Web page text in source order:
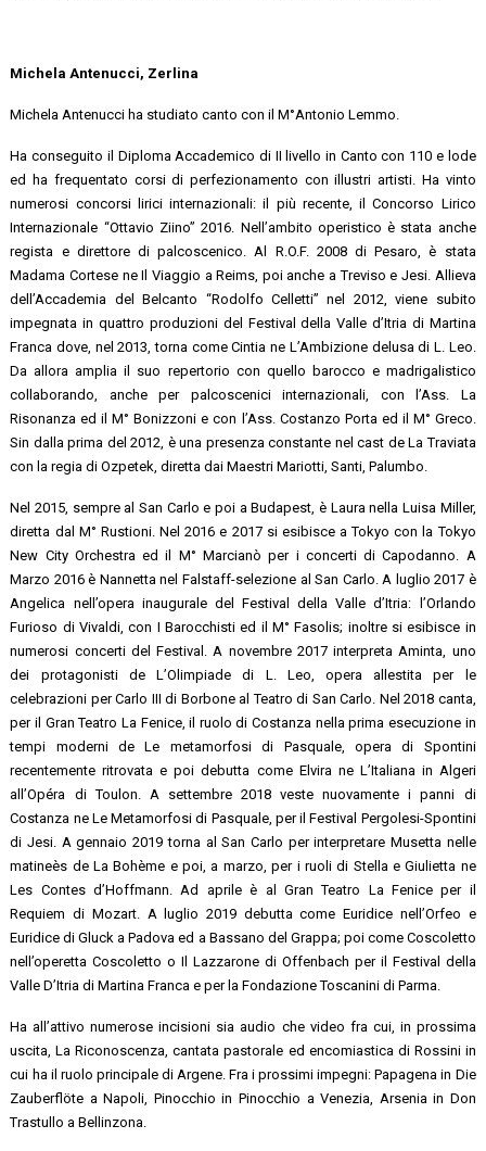
Michela Antenucci, Zerlina
Michela Antenucci ha studiato canto con il M°Antonio Lemmo.
Ha conseguito il Diploma Accademico di II livello in Canto con 110 e lode
ed ha frequentato corsi di perfezionamento con illustri artisti. Ha vinto
numerosi concorsi lirici internazionali: il più recente, il Concorso Lirico
Internazionale “Ottavio Ziino” 2016. Nell’ambito operistico è stata anche
regista e direttore di palcoscenico. Al R.O.F. 2008 di Pesaro, è stata
Madama Cortese ne Il Viaggio a Reims, poi anche a Treviso e Jesi. Allieva
dell’Accademia del Belcanto “Rodolfo Celletti” nel 2012, viene subito
impegnata in quattro produzioni del Festival della Valle d’Itria di Martina
Franca dove, nel 2013, torna come Cintia ne L’Ambizione delusa di L. Leo.
Da allora amplia il suo repertorio con quello barocco e madrigalistico
collaborando, anche per palcoscenici internazionali, con l’Ass. La
Risonanza ed il M° Bonizzoni e con l’Ass. Costanzo Porta ed il M° Greco.
Sin dalla prima del 2012, è una presenza constante nel cast de La Traviata
con la regia di Ozpetek, diretta dai Maestri Mariotti, Santi, Palumbo.
Nel 2015, sempre al San Carlo e poi a Budapest, è Laura nella Luisa Miller,
diretta dal M° Rustioni. Nel 2016 e 2017 si esibisce a Tokyo con la Tokyo
New City Orchestra ed il M° Marcianò per i concerti di Capodanno. A
Marzo 2016 è Nannetta nel Falstaff-selezione al San Carlo. A luglio 2017 è
Angelica nell’opera inaugurale del Festival della Valle d’Itria: l’Orlando
Furioso di Vivaldi, con I Barocchisti ed il M° Fasolis; inoltre si esibisce in
numerosi concerti del Festival. A novembre 2017 interpreta Aminta, uno
dei protagonisti de L’Olimpiade di L. Leo, opera allestita per le
celebrazioni per Carlo III di Borbone al Teatro di San Carlo. Nel 2018 canta,
per il Gran Teatro La Fenice, il ruolo di Costanza nella prima esecuzione in
tempi moderni de Le metamorfosi di Pasquale, opera di Spontini
recentemente ritrovata e poi debutta come Elvira ne L’Italiana in Algeri
all’Opéra di Toulon. A settembre 2018 veste nuovamente i panni di
Costanza ne Le Metamorfosi di Pasquale, per il Festival Pergolesi-Spontini
di Jesi. A gennaio 2019 torna al San Carlo per interpretare Musetta nelle
matineès de La Bohème e poi, a marzo, per i ruoli di Stella e Giulietta ne
Les Contes d’Hoffmann. Ad aprile è al Gran Teatro La Fenice per il
Requiem di Mozart. A luglio 2019 debutta come Euridice nell’Orfeo e
Euridice di Gluck a Padova ed a Bassano del Grappa; poi come Coscoletto
nell’operetta Coscoletto o Il Lazzarone di Offenbach per il Festival della
Valle D’Itria di Martina Franca e per la Fondazione Toscanini di Parma.
Ha all’attivo numerose incisioni sia audio che video fra cui, in prossima
uscita, La Riconoscenza, cantata pastorale ed encomiastica di Rossini in
cui ha il ruolo principale di Argene. Fra i prossimi impegni: Papagena in Die
Zauberflöte a Napoli, Pinocchio in Pinocchio a Venezia, Arsenia in Don
Trastullo a Bellinzona.